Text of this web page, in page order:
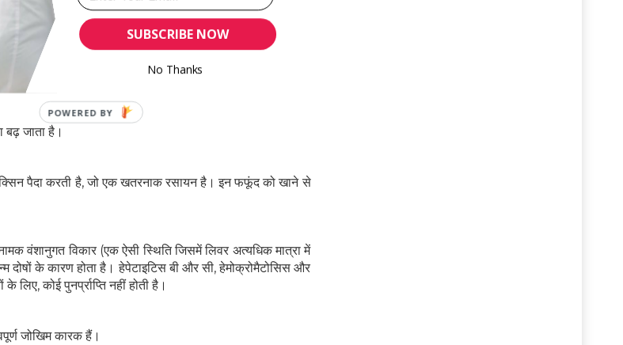
जाता है।
पैदा करती है, जो एक खतरनाक रसायन है। इन फफूंद को खाने से
वंशानुगत विकार (एक ऐसी स्थिति जिसमें लिवर अत्यधिक मात्रा में
के कारण होता है। हेपेटाइटिस बी और सी, हेमोक्रोमैटोसिस और
लिए, कोई पुनर्प्राप्ति नहीं होती है।
जोखिम कारक हैं।
SUBSCRIBE NOW
No Thanks
POWERED BY